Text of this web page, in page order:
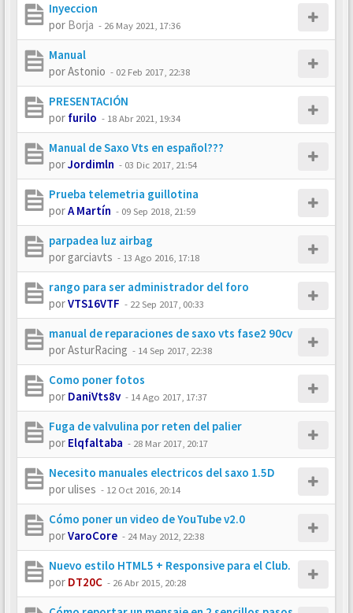
Inyeccion
por Borja - 26 May 2021, 17:36
Manual
porAstonio - 02 Feb 2017, 22:38
PRESENTACIÓN
por furilo - 18 Abr 2021, 19:34
Manual de Saxo Vts en español???
porJordimln - 03 Dic 2017, 21:54
Prueba telemetria guillotina
porA Martín - 09 Sep 2018, 21:59
parpadea luz airbag
porgarciavts - 13 Ago 2016, 17:18
rango para ser administrador del foro
porVTS16VTF - 22 Sep 2017, 00:33
manual de reparaciones de saxo vts fase2 90cv
porAsturRacing - 14 Sep 2017, 22:38
Como poner fotos
por DaniVts8v - 14 Ago 2017, 17:37
Fuga de valvulina por reten del palier
por Elqfaltaba - 28 Mar 2017, 20:17
Necesito manuales electricos del saxo 1.5D
porulises - 12 Oct 2016, 20:14
Cómo poner un video de YouTube v2.0
porVaroCore - 24 May 2012, 22:38
Nuevo estilo HTML5 + Responsive para el Club.
por DT20C - 26 Abr 2015, 20:28